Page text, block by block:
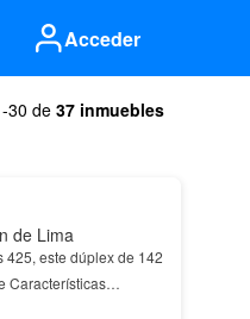
Acceder
30 de37 inmuebles
de Lima
Características